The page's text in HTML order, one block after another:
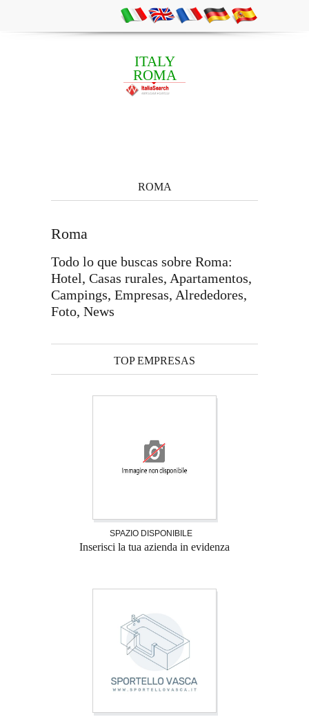
ITALY
ROMA
ROMA
Roma
Todo lo que buscas sobre Roma:
Hotel, Casas rurales, Apartamentos,
Campings, Empresas, Alrededores,
Foto, News
TOP EMPRESAS
SPAZIO DISPONIBILE
Inserisci la tua azienda in evidenza